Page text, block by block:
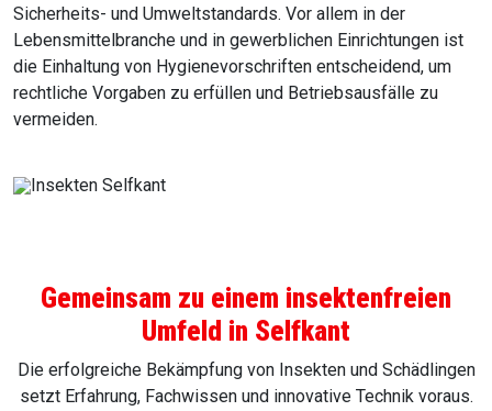
Sicherheits- und Umweltstandards. Vor allem in der
Lebensmittelbranche und in gewerblichen Einrichtungen ist
die Einhaltung von Hygienevorschriften entscheidend, um
rechtliche Vorgaben zu erfüllen und Betriebsausfälle zu
vermeiden.
Gemeinsam zu einem insektenfreien
Umfeld in Selfkant
Die erfolgreiche Bekämpfung von Insekten und Schädlingen
setzt Erfahrung, Fachwissen und innovative Technik voraus.